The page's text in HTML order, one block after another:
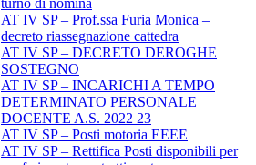
turno di nomina
AT IV SP – Prof.ssa Furia Monica –
decreto riassegnazione cattedra
AT IV SP – DECRETO DEROGHE
SOSTEGNO
AT IV SP – INCARICHI A TEMPO
DETERMINATO PERSONALE
DOCENTE A.S. 2022 23
AT IV SP – Posti motoria EEEE
AT IV SP – Rettifica Posti disponibili per